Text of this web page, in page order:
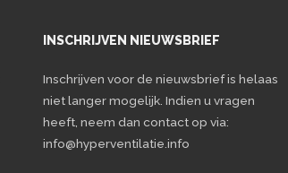
INSCHRIJVEN NIEUWSBRIEF
Inschrijven voor de nieuwsbrief is helaas
niet langer mogelijk. Indien u vragen
heeft, neem dan contact op via:
info@hyperventilatie.info